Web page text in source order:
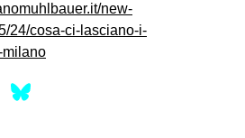
new-
24/cosa-ci-lasciano-i-
milano
Facebook